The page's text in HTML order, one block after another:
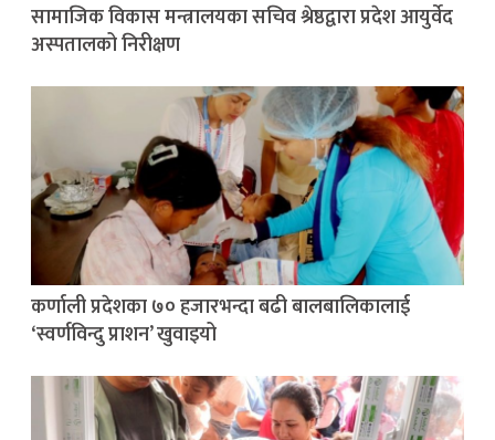
सामाजिक विकास मन्त्रालयका सचिव श्रेष्ठद्वारा प्रदेश आयुर्वेद
अस्पतालको निरीक्षण
कर्णाली प्रदेशका ७० हजारभन्दा बढी बालबालिकालाई
‘स्वर्णविन्दु प्राशन’ खुवाइयो